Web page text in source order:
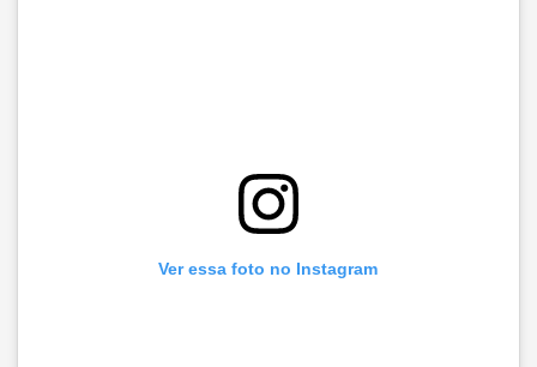
Ver essa foto no Instagram